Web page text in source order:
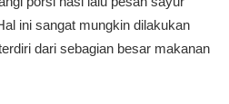
ini sangat mungkin dilakukan
dari sebagian besar makanan